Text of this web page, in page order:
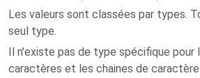
Les valeurs sont classées par types.
seul type.
Il n'existe pas de type spécifique pour
caractères et les chaines de